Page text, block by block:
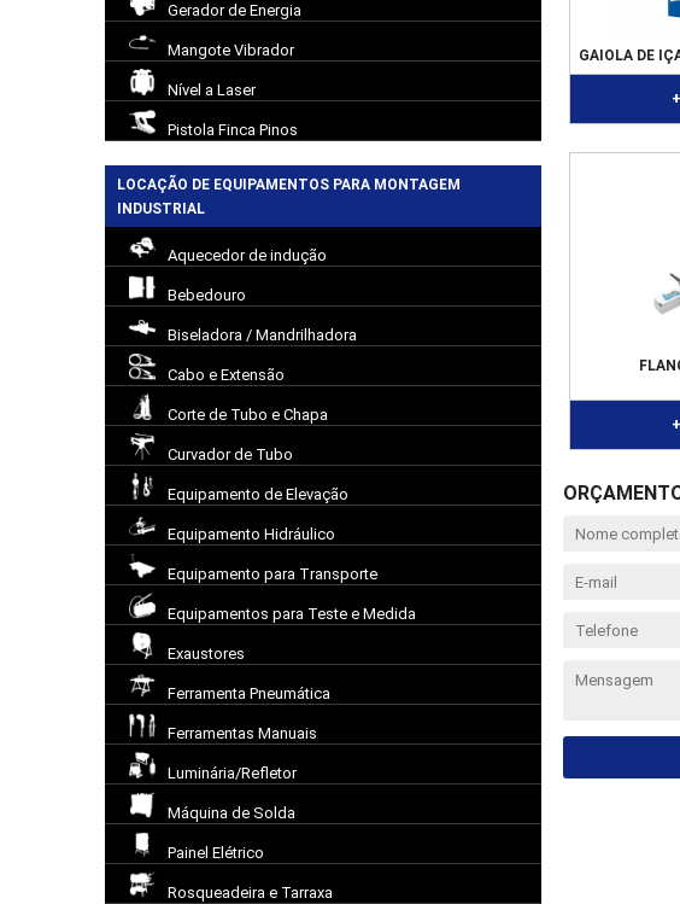
GAIOLA DE
Gerador de Energia
Mangote Vibrador
Nível a Laser
Pistola Finca Pinos
LOCAÇÃO DE EQUIPAMENTOS PARA MONTAGEM
INDUSTRIAL
Aquecedor de indução
Bebedouro
Biseladora / Mandrilhadora
Cabo e Extensão
Corte de Tubo e Chapa
Curvador de Tubo
Equipamento de Elevação
Equipamento Hidráulico
Equipamento para Transporte
Equipamentos para Teste e Medida
Exaustores
Ferramenta Pneumática
Ferramentas Manuais
Luminária/Refletor
Máquina de Solda
Painel Elétrico
Rosqueadeira e Tarraxa